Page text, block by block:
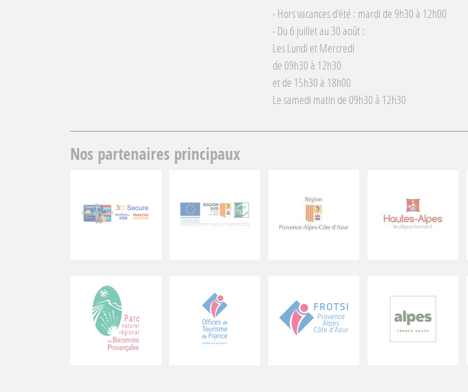
- Hors vacances d'été : mardi de 9h30 à 12h00
- Du 6 juillet au 30 août :
Les Lundi et Mercredi
de 09h30 à 12h30
et de 15h30 à 18h00
Le samedi matin de 09h30 à 12h30
Nos partenaires principaux